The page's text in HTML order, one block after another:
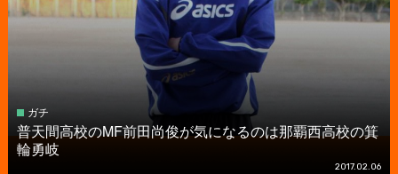
ガチ
普天間高校のMF前田尚俊が気になるのは那覇西高校の箕
輪勇岐
2017.02.06